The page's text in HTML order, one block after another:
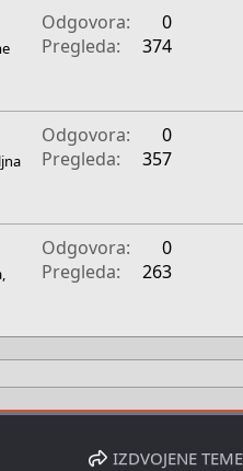
Odgovora
0
Pregleda
374
Odgovora
0
Pregleda
357
Odgovora
0
Pregleda
263
IZDVOJENE TEME